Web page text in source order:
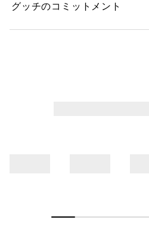
グッチのコミットメント